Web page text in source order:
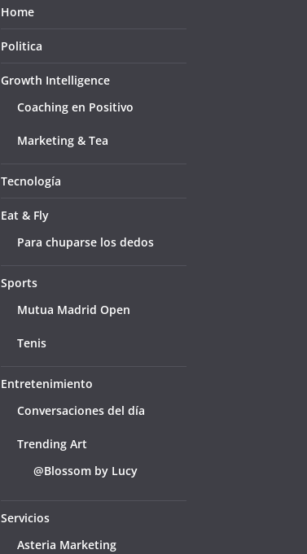
Home
Politica
Growth Intelligence
Coaching en Positivo
Marketing & Tea
Tecnología
Eat & Fly
Para chuparse los dedos
Sports
Mutua Madrid Open
Tenis
Entretenimiento
Conversaciones del día
Trending Art
@Blossom by Lucy
Servicios
Asteria Marketing